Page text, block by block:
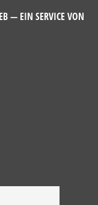
— EIN SERVICE VON